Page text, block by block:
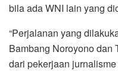
bila ada WNI lain yang
“Perjalanan yang
Bambang Noroyono dan
dari pekerjaan